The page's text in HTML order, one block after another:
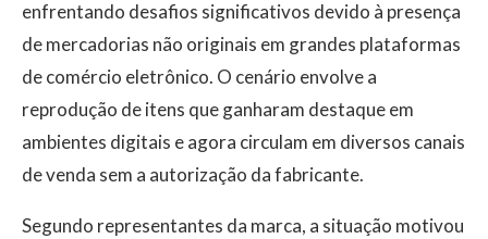
enfrentando desafios significativos devido à presença
de mercadorias não originais em grandes plataformas
de comércio eletrônico. O cenário envolve a
reprodução de itens que ganharam destaque em
ambientes digitais e agora circulam em diversos canais
de venda sem a autorização da fabricante.
Segundo representantes da marca, a situação motivou